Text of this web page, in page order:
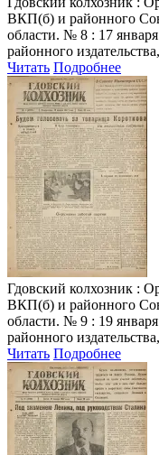
ВКП(б) и районного
области. № 8 : 17
районного
Читать Подробнее
Гдовский колхозник :
ВКП(б) и районного
области. № 9 : 19
районного
Читать Подробнее